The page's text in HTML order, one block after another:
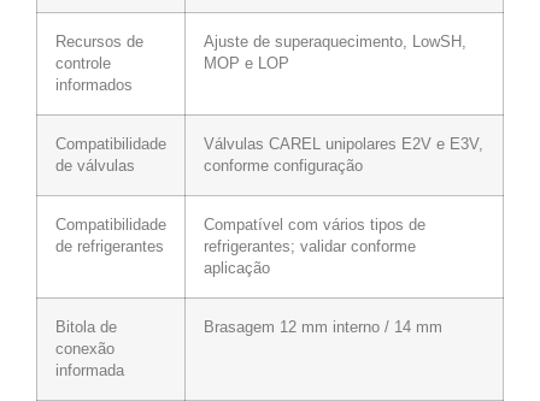
Recursos de
controle
informados
Ajuste de superaquecimento, LowSH,
MOP e LOP
Compatibilidade
de válvulas
Válvulas CAREL unipolares E2V e E3V,
conforme configuração
Compatibilidade
de refrigerantes
Compatível com vários tipos de
refrigerantes; validar conforme
aplicação
Bitola de
conexão
informada
Brasagem 12 mm interno / 14 mm